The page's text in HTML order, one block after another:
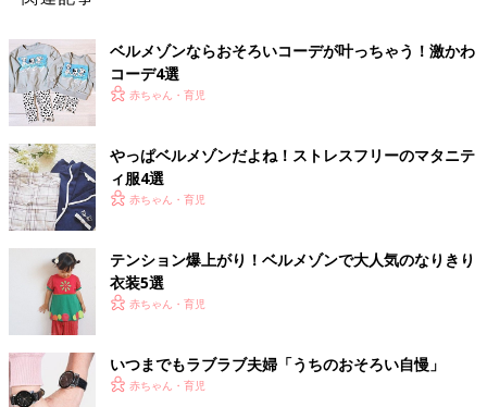
ベルメゾンならおそろいコーデが叶っちゃう！激かわ
コーデ4選
赤ちゃん・育児
やっぱベルメゾンだよね！ストレスフリーのマタニテ
ィ服4選
赤ちゃん・育児
テンション爆上がり！ベルメゾンで大人気のなりきり
衣装5選
赤ちゃん・育児
いつまでもラブラブ夫婦「うちのおそろい自慢」
赤ちゃん・育児